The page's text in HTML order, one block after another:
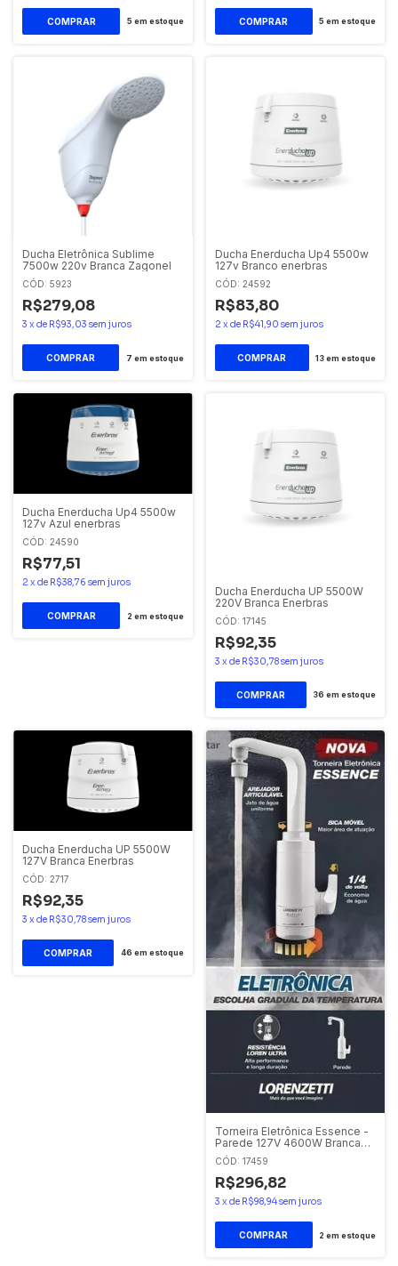
5 em estoque 5 em estoque
Ducha Eletrônica Sublime
7500w 220v Branca Zagonel
CÓD: 5923
R$279,08
3 x de R$93,03 sem juros
7 em estoque
Ducha Enerducha Up4 5500w
127v Branco enerbras
CÓD: 24592
R$83,80
2 x de R$41,90 sem juros
13em estoque
Ducha Enerducha Up4 5500w
127v Azul enerbras
CÓD: 24590
R$77,51
2 x de R$38,76 sem juros
2 em estoque
Ducha Enerducha UP 5500W
220V Branca Enerbras
CÓD: 17145
R$92,35
3 x de R$30,78sem juros
36 em estoque
Ducha Enerducha UP 5500W
127V Branca Enerbras
CÓD: 2717
R$92,35
3 x de R$30,78sem juros
46 em estoque
Torneira Eletrônica Essence -
Parede 127V 4600W Branca
Lorenzetti
CÓD: 17459
R$296,82
3 x de R$98,94sem juros
2 em estoque